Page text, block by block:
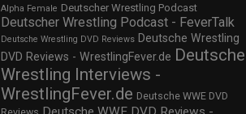
Alpha Female Deutscher Wrestling Podcast
Deutscher Wrestling Podcast - FeverTalk
Deutsche Wrestling DVD Reviews Deutsche Wrestling
DVD Reviews - WrestlingFever.de Deutsche
Wrestling Interviews -
WrestlingFever.de Deutsche WWE DVD